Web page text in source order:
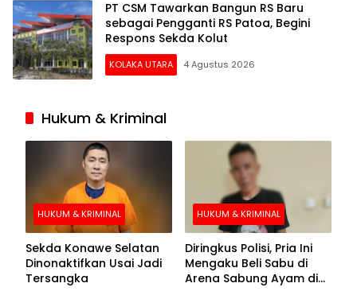
PT CSM Tawarkan Bangun RS Baru
sebagai Pengganti RS Patoa, Begini
Respons Sekda Kolut
KOLAKA UTARA 4 Agustus 2026
Hukum & Kriminal
HUKUM & KRIMINAL
Sekda Konawe Selatan
Dinonaktifkan Usai Jadi
Tersangka
HUKUM & KRIMINAL
Diringkus Polisi, Pria Ini
Mengaku Beli Sabu di
Arena Sabung Ayam di